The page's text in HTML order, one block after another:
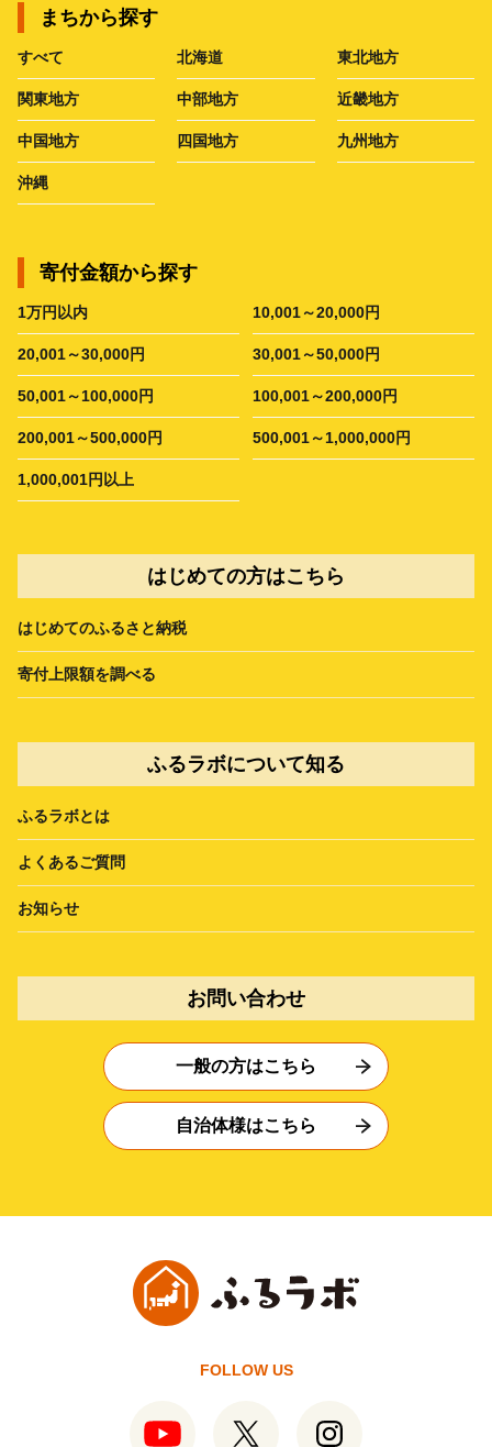
まちから探す
すべて 北海道 東北地方
関東地方 中部地方 近畿地方
中国地方 四国地方 九州地方
沖縄
寄付金額から探す
1万円以内 10,001～20,000円
20,001～30,000円 30,001～50,000円
50,001～100,000円 100,001～200,000円
200,001～500,000円 500,001～1,000,000円
1,000,001円以上
はじめての方はこちら
はじめてのふるさと納税
寄付上限額を調べる
ふるラボについて知る
ふるラボとは
よくあるご質問
お知らせ
お問い合わせ
一般の方はこちら
自治体様はこちら
FOLLOW US